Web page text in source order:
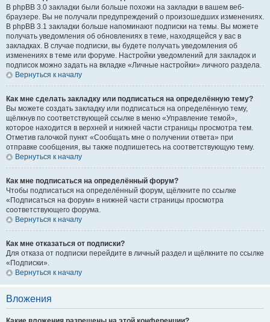
В phpBB 3.0 закладки были больше похожи на закладки в вашем веб-
браузере. Вы не получали предупреждений о произошедших изменениях.
В phpBB 3.1 закладки больше напоминают подписки на темы. Вы можете
получать уведомления об обновлениях в теме, находящейся у вас в
закладках. В случае подписки, вы будете получать уведомления об
изменениях в теме или форуме. Настройки уведомлений для закладок и
подписок можно задать на вкладке «Личные настройки» личного раздела.
Вернуться к началу
Как мне сделать закладку или подписаться на определённую тему?
Вы можете создать закладку или подписаться на определённую тему,
щёлкнув по соответствующей ссылке в меню «Управление темой»,
которое находится в верхней и нижней части страницы просмотра тем.
Отметив галочкой пункт «Сообщать мне о получении ответа» при
отправке сообщения, вы также подпишетесь на соответствующую тему.
Вернуться к началу
Как мне подписаться на определённый форум?
Чтобы подписаться на определённый форум, щёлкните по ссылке
«Подписаться на форум» в нижней части страницы просмотра
соответствующего форума.
Вернуться к началу
Как мне отказаться от подписки?
Для отказа от подписки перейдите в личный раздел и щёлкните по ссылке
«Подписки».
Вернуться к началу
Вложения